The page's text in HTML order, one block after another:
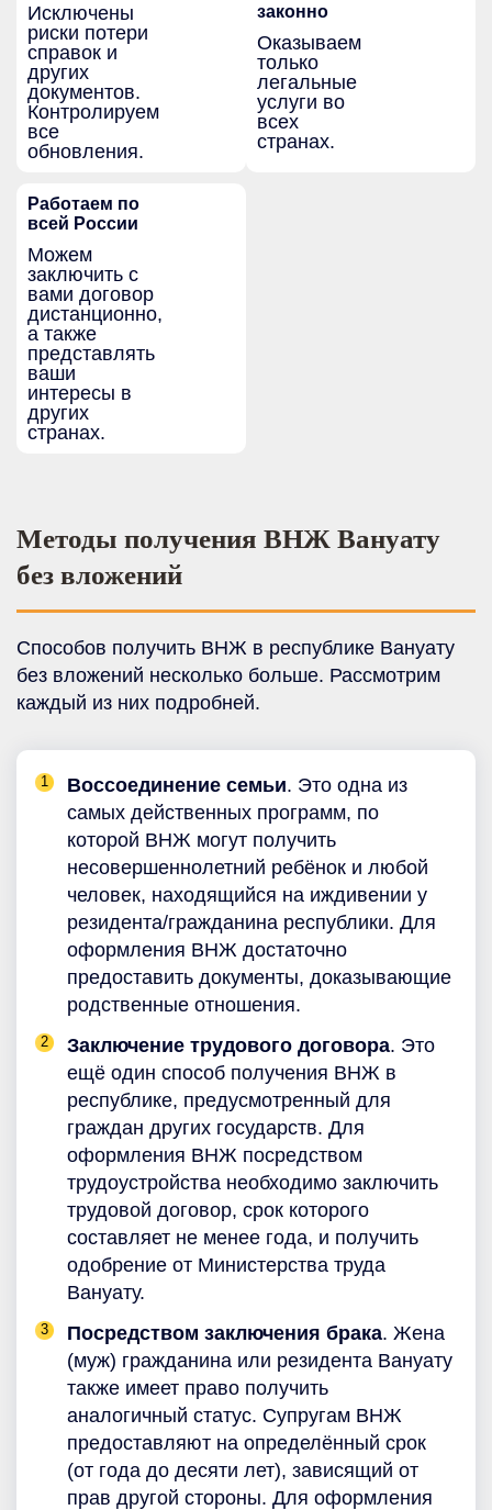
Исключены
риски потери
справок и
других
документов.
Контролируем
все
обновления.
законно
Оказываем
только
легальные
услуги во
всех
странах.
Работаем по
всей России
Можем
заключить с
вами договор
дистанционно,
а также
представлять
ваши
интересы в
других
странах.
Методы получения ВНЖ Вануату
без вложений
Способов получить ВНЖ в республике Вануату
без вложений несколько больше. Рассмотрим
каждый из них подробней.
Воссоединение семьи. Это одна из
самых действенных программ, по
которой ВНЖ могут получить
несовершеннолетний ребёнок и любой
человек, находящийся на иждивении у
резидента/гражданина республики. Для
оформления ВНЖ достаточно
предоставить документы, доказывающие
родственные отношения.
Заключение трудового договора. Это
ещё один способ получения ВНЖ в
республике, предусмотренный для
граждан других государств. Для
оформления ВНЖ посредством
трудоустройства необходимо заключить
трудовой договор, срок которого
составляет не менее года, и получить
одобрение от Министерства труда
Вануату.
Посредством заключения брака. Жена
(муж) гражданина или резидента Вануату
также имеет право получить
аналогичный статус. Супругам ВНЖ
предоставляют на определённый срок
(от года до десяти лет), зависящий от
прав другой стороны. Для оформления